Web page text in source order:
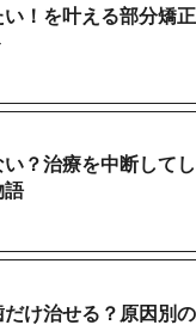
！を叶える部分矯
？治療を中断して
語
け治せる？原因別